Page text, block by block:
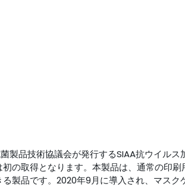
製品技術協議会が発行するSIAA抗ウイルス
の取得となります。本製品は、通常の印
製品です。2020年9月に導入され、マスク